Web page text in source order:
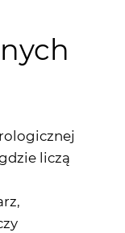
liczą